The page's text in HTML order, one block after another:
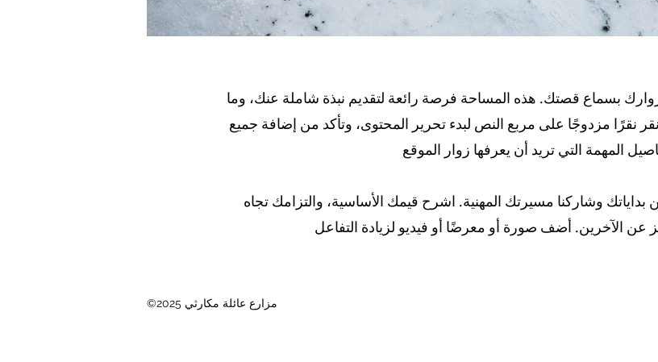
بسماع قصتك. هذه المساحة فرصة رائعة لتقديم نبذة شاملة عنك، وما
نقرًا مزدوجًا على مربع النص لبدء تحرير المحتوى، وتأكد من إضافة جميع
وشاركنا مسيرتك المهنية. اشرح قيمك الأساسية، والتزامك تجاه
©2025 مزارع عائلة مكارثي